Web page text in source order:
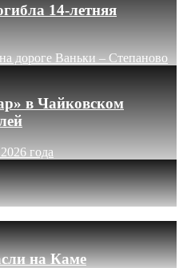
14-летняя
дороге Ваньки – Степаново
в Чайковском
года
на Каме